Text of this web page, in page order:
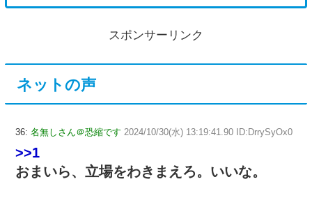
スポンサーリンク
ネットの声
36: 名無しさん＠恐縮です 2024/10/30(水) 13:19:41.90 ID:DrrySyOx0
>>1
おまいら、立場をわきまえろ。いいな。